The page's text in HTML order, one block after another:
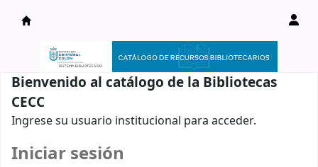
Catálogo en línea
Bienvenido al catálogo de la Bibliotecas
CECC
Ingrese su usuario institucional para acceder.
Iniciar sesión